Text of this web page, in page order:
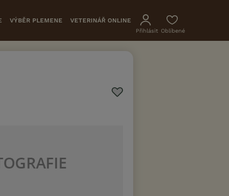
VÝBĚR PLEMENE VETERINÁŘ ONLINE
Přihlásit Oblíbené